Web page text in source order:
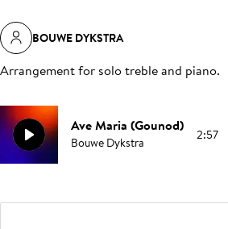
BOUWE DYKSTRA
Arrangement for solo treble and piano.
Ave Maria (Gounod)
Bouwe Dykstra 2:57